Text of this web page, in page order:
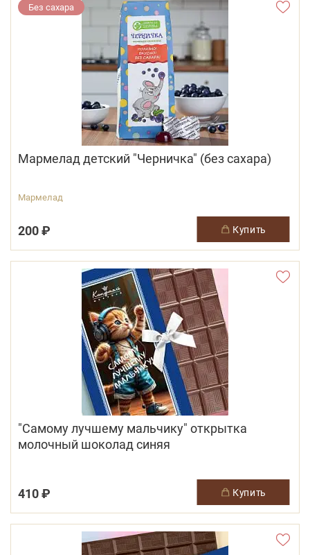
Без сахара
Мармелад детский "Черничка" (без сахара)
Мармелад
200 ₽ купить
"Самому лучшему мальчику" открытка
молочный шоколад синяя
410 ₽ купить